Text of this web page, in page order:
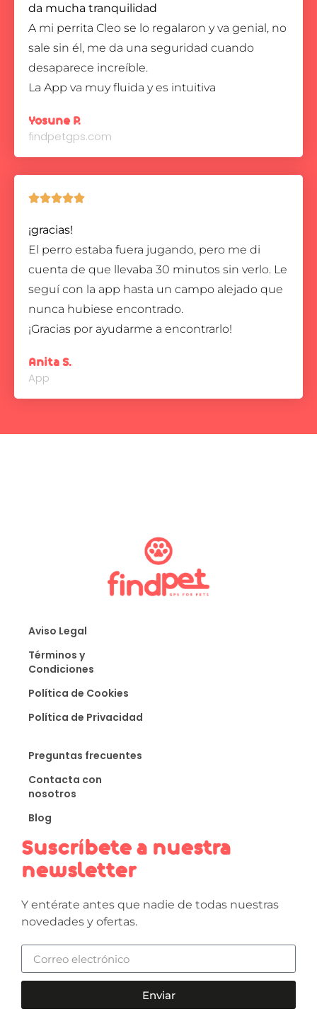
da mucha tranquilidad
A mi perrita Cleo se lo regalaron y va genial, no
sale sin él, me da una seguridad cuando
desaparece increíble.
La App va muy fluida y es intuitiva
Yosune P.
findpetgps.com

¡gracias!
El perro estaba fuera jugando, pero me di
cuenta de que llevaba 30 minutos sin verlo. Le
seguí con la app hasta un campo alejado que
nunca hubiese encontrado.
¡Gracias por ayudarme a encontrarlo!
Anita S.
App
Aviso Legal
Términos y
Condiciones
Política de Cookies
Política de Privacidad
Preguntas frecuentes
Contacta con
nosotros
Blog
Suscríbete a nuestra
newsletter
Y entérate antes que nadie de todas nuestras
novedades y ofertas.
Enviar